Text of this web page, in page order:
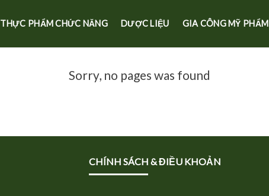
THỰC PHẨM CHỨC NĂNG DƯỢC LIỆU GIA CÔNG MỸ PHẨM
Sorry, no pages was found
CHÍNH SÁCH & ĐIỀU KHOẢN